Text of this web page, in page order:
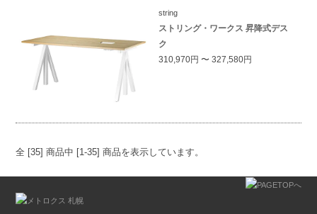
string
ストリング・ワークス 昇降式デス
ク
310,970円 〜 327,580円
全 [35] 商品中 [1-35] 商品を表示しています。